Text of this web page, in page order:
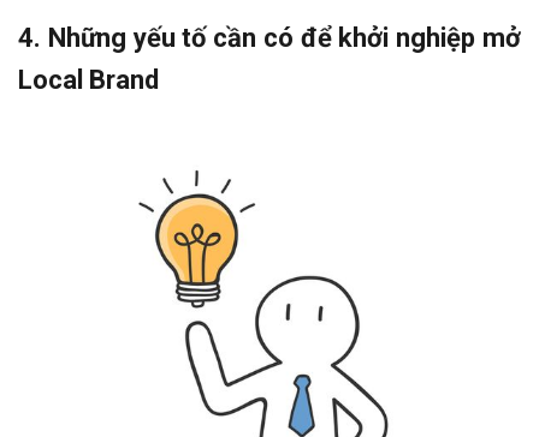
4. Những yếu tố cần có để khởi nghiệp mở
Local Brand